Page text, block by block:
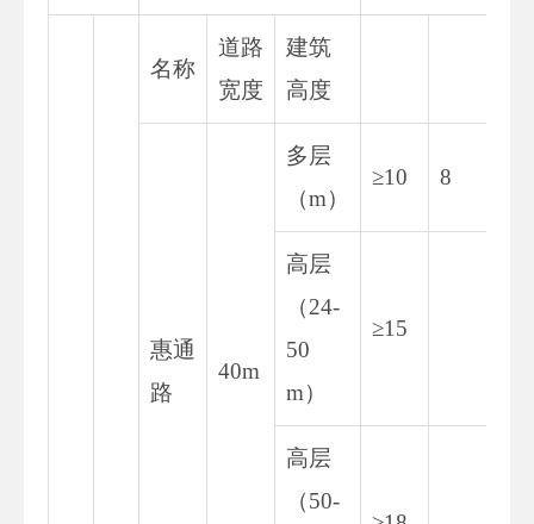
名称
道路
宽度
建筑
高度
惠通
路
40m
多层
（m）
≥10 8
高层
（24-
50
m）
≥15
高层
（50-